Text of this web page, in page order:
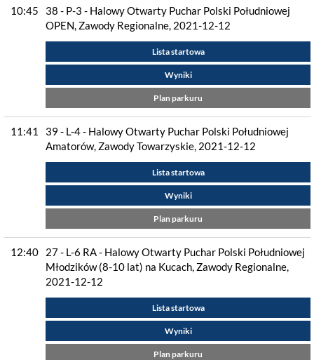
10:45
38 - P-3 - Halowy Otwarty Puchar Polski Południowej
OPEN, Zawody Regionalne, 2021-12-12
Lista startowa
Wyniki
Plan parkuru
11:41
39 - L-4 - Halowy Otwarty Puchar Polski Południowej
Amatorów, Zawody Towarzyskie, 2021-12-12
Lista startowa
Wyniki
Plan parkuru
12:40
27 - L-6 RA - Halowy Otwarty Puchar Polski Południowej
Młodzików (8-10 lat) na Kucach, Zawody Regionalne,
2021-12-12
Lista startowa
Wyniki
Plan parkuru